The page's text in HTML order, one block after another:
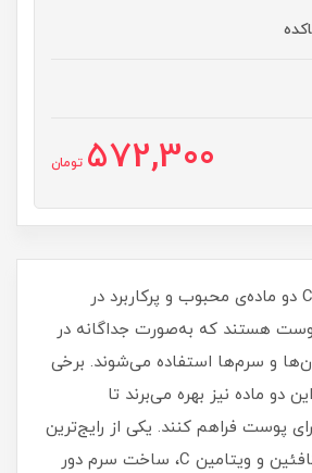
572,300 تومان
کافئین و ویتامین C دو ماده‌ی محبوب و پرکاربرد در
هستند که به‌صورت جداگانه در
و سرم‌ها استفاده می‌شوند. برخی
دو ماده نیز بهره می‌برند تا
پوست فراهم کنند. یکی از رایج‌ترین
کاربردهای ترکیب کافئین و ویتامین C، ساخت سرم دور